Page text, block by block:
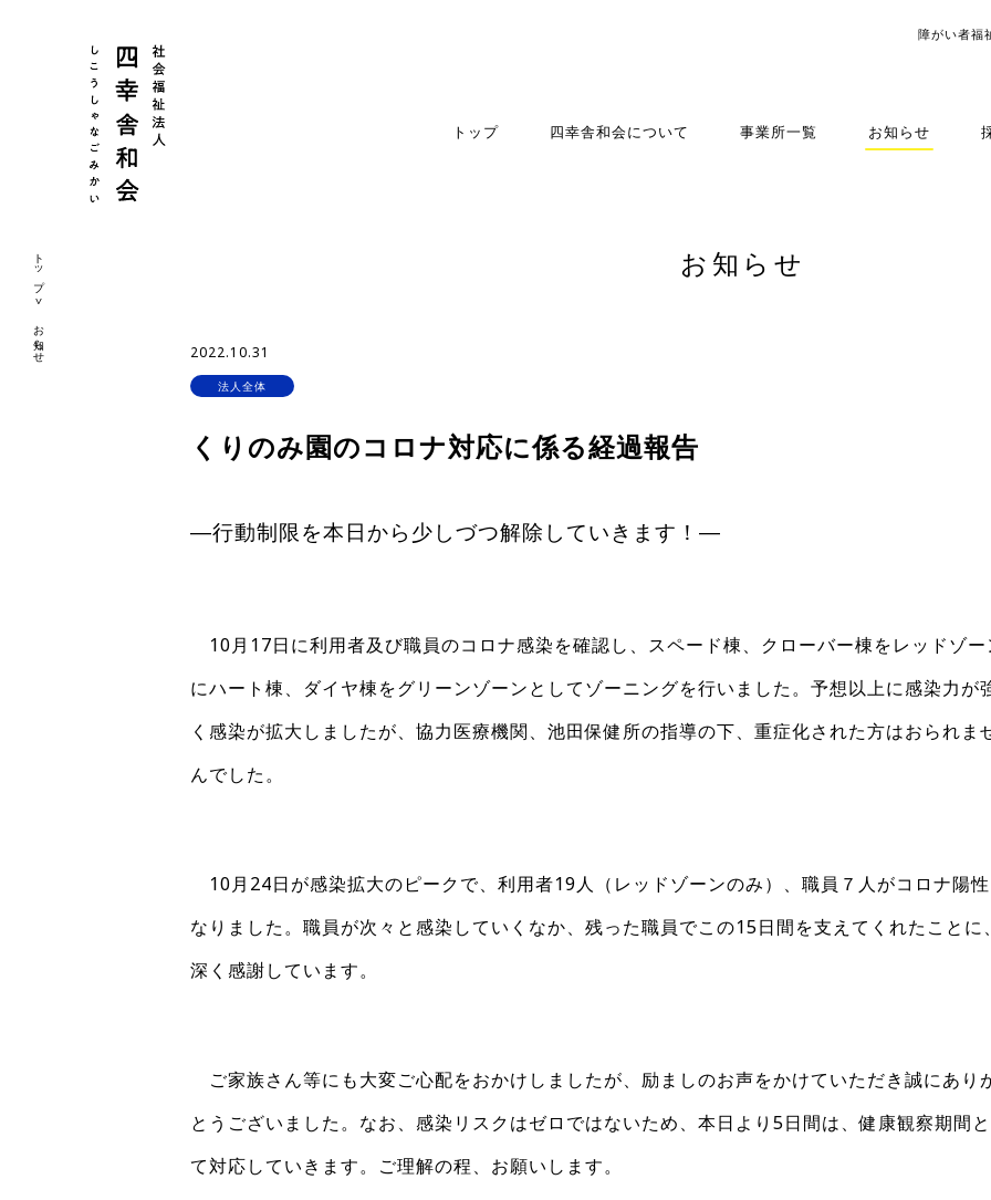
障がい者福
トップ 四幸舎和会について 事業所一覧 お知らせ
トップ
お知らせ
お知らせ
2022.10.31
法人全体
くりのみ園のコロナ対応に係る経過報告
―行動制限を本日から少しづつ解除していきます！―
10月17日に利用者及び職員のコロナ感染を確認し、スペード棟、クローバー棟をレッドゾー
にハート棟、ダイヤ棟をグリーンゾーンとしてゾーニングを行いました。予想以上に感染力が
く感染が拡大しましたが、協力医療機関、池田保健所の指導の下、重症化された方はおられま
んでした。
10月24日が感染拡大のピークで、利用者19人（レッドゾーンのみ）、職員７人がコロナ陽性
なりました。職員が次々と感染していくなか、残った職員でこの15日間を支えてくれたことに、
深く感謝しています。
ご家族さん等にも大変ご心配をおかけしましたが、励ましのお声をかけていただき誠にあり
とうございました。なお、感染リスクはゼロではないため、本日より5日間は、健康観察期間
て対応していきます。ご理解の程、お願いします。